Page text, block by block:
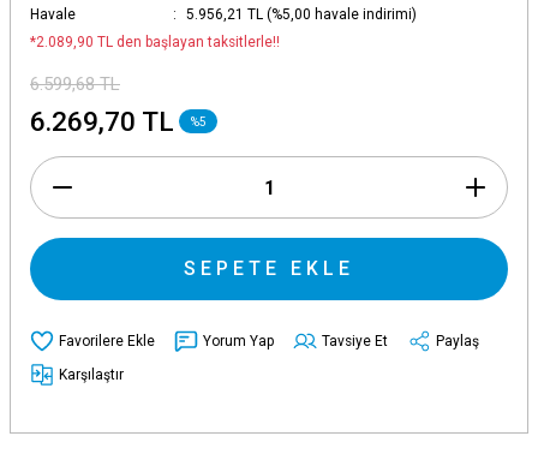
Havale
5.956,21 TL (%5,00 havale indirimi)
*2.089,90 TL den başlayan taksitlerle!!
6.599,68 TL
6.269,70 TL %5
SEPETE EKLE
Yorum Yap Tavsiye Et
Paylaş
Karşılaştır